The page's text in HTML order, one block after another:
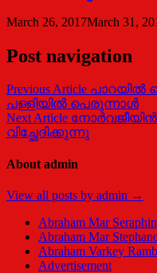
March 26, 2017March 31,
Post navigation
Previous Article
പള്ളിയിൽ പെരുന്നാൾ
Next Article
വിച്ഛേദിക്കുന്നു
About admin
View all posts by admin →
Abraham Mar
Abraham Mar
Abraham Varkey
Advertisement